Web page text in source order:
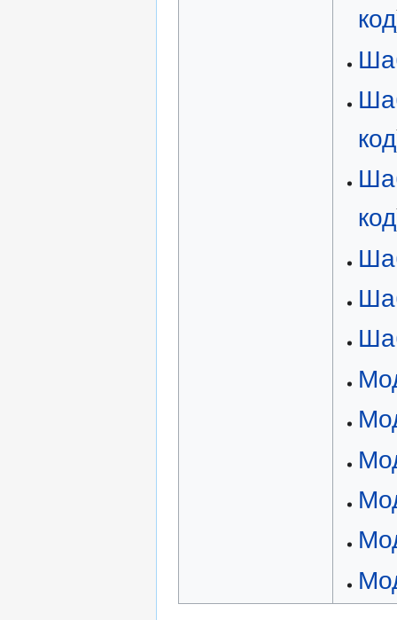
код
код
код